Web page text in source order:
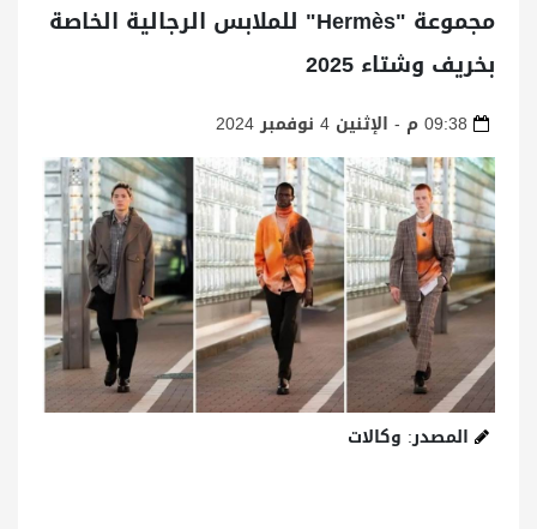
مجموعة "Hermès" للملابس الرجالية الخاصة
بخريف وشتاء 2025
المصدر: وكالات